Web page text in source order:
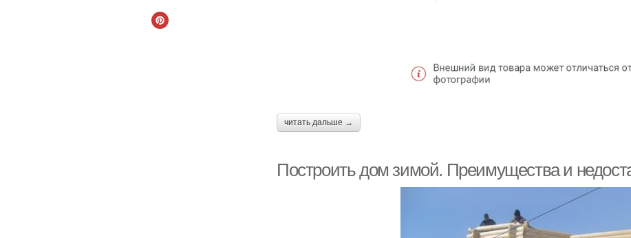
читать дальше →
Построить дом зимой. Преимущества и